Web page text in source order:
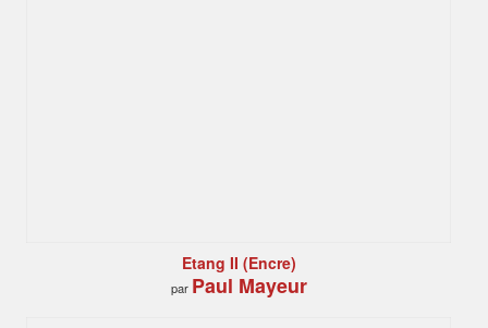
Etang II (Encre)
par Paul Mayeur